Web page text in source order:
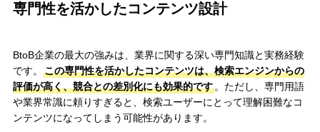
専門性を活かしたコンテンツ設計
BtoB企業の最大の強みは、業界に関する深い専門知識と実務経験
です。
この専門性を活かしたコンテンツは、検索エンジンからの
評価が高く、競合との差別化にも効果的です。ただし、専門用語
や業界常識に頼りすぎると、検索ユーザーにとって理解困難なコ
ンテンツになってしまう可能性があります。